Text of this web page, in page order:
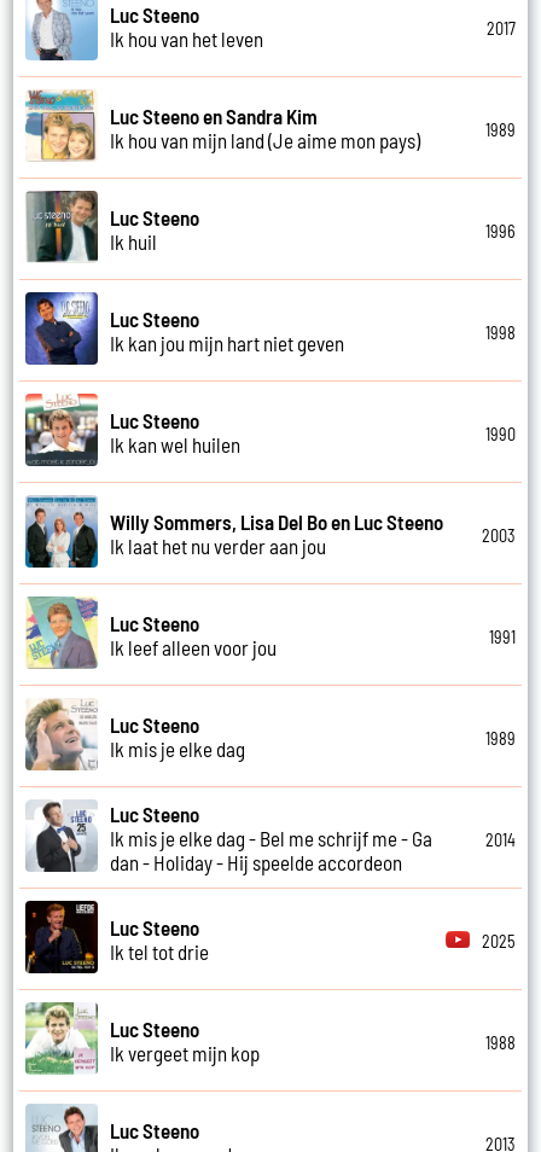
Luc Steeno
Ik hou van het leven
2017
Luc Steeno en Sandra Kim
Ik hou van mijn land (Je aime mon pays)
1989
Luc Steeno
Ik huil
1996
Luc Steeno
Ik kan jou mijn hart niet geven
1998
Luc Steeno
Ik kan wel huilen
1990
Willy Sommers, Lisa Del Bo en Luc Steeno
Ik laat het nu verder aan jou
2003
Luc Steeno
Ik leef alleen voor jou
1991
Luc Steeno
Ik mis je elke dag
1989
Luc Steeno
Ik mis je elke dag - Bel me schrijf me - Ga
dan - Holiday - Hij speelde accordeon
2014
Luc Steeno
Ik tel tot drie
2025
Luc Steeno
Ik vergeet mijn kop
1988
Luc Steeno
2013